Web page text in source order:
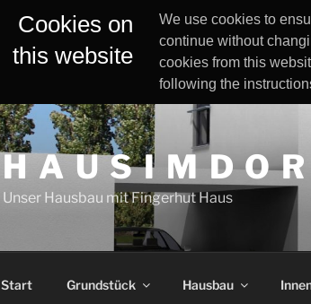
Cookies on
this website
We use cookies to
continue without
cookies from this
following the
H A U S I M D O
Unser Hausbau mit Fingerhut Haus
Start Grundstück Hausbau